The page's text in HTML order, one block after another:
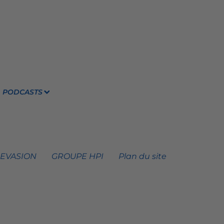
PODCASTS
GROUPE HPI Plan du site